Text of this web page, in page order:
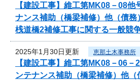
【建設工事】維工第MK08－08
ナンス補助（橋梁補修）他（債務
桟道橋2補修工事に関する一般競
2025年1月30日更新 恵那土木事務所
【建設工事】維工第MK08－06
ンテナンス補助（橋梁補修）他